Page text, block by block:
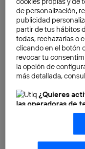
de personalización,
publicidad
partir de tus hábitos
todas, rechazarlas o
clicando en el botón
revocar tu
la opción de
más detallada,
¿Quieres
las operadoras de
Nosotros, Telefónica
realizar nuestras
(como se describe
basadas en tu